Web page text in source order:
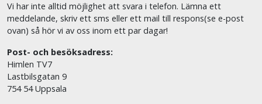
Vi har inte alltid möjlighet att svara i telefon. Lämna ett
meddelande, skriv ett sms eller ett mail till respons(se e-post
ovan) så hör vi av oss inom ett par dagar!
Post- och besöksadress:
Himlen TV7
Lastbilsgatan 9
754 54 Uppsala